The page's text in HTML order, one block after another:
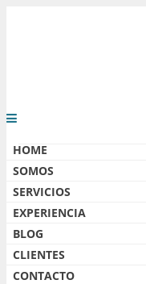
HOME
SOMOS
SERVICIOS
EXPERIENCIA
BLOG
CLIENTES
CONTACTO